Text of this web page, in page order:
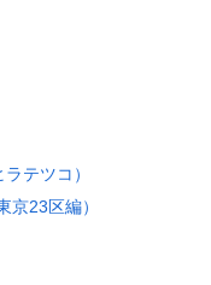
テツコ）
京23区編）